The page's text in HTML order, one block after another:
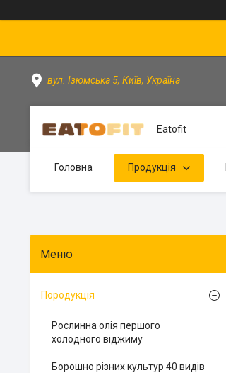
вул. Ізюмська 5, Київ, Україна
Eatofit
Головна Продукція
Породукція
Рослинна олія першого
холодного віджиму
Борошно різних культур 40 видів